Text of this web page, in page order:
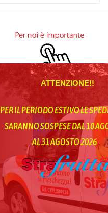
ATTENZIONE!!
PER IL PERIODO ESTIVO LE
SARANNO SOSPESE DAL 10
AL 31 AGOSTO 2026